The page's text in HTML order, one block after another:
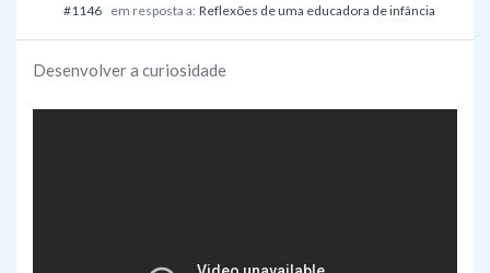
#1146 em resposta a: Reflexões de uma educadora de infância
Desenvolver a curiosidade